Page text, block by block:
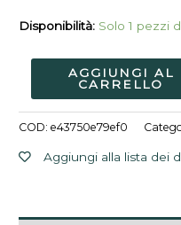
Disponibilità: Solo 1 pezzi
AGGIUNGI AL
CARRELLO
COD:e43750e79ef0
Aggiungi alla lista dei